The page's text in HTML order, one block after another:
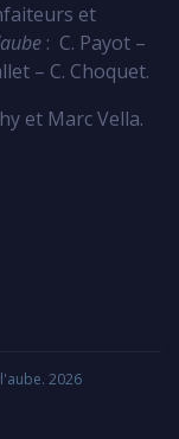
et
: C. Payot –
– C. Choquet.
et Marc Vella.
2026